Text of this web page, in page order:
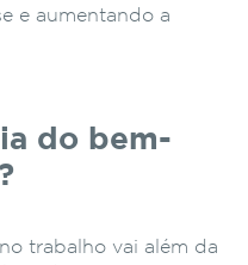
e aumentando a
do bem-
trabalho vai além da